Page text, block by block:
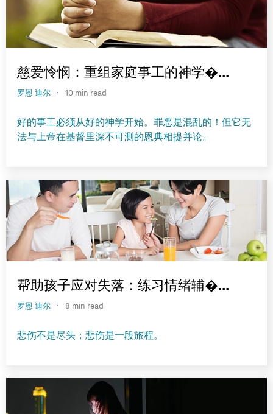
慈爱怜悯：重组家庭事工的神学�...
罗恩 迪尔 · 10 min read
好的事工必须从好的神学开始。罪恶是混乱的！但它无
法与上帝在基督里深不可测的恩典相提并论。
帮助孩子应对失落：练习情绪辅�...
罗恩 迪尔 · 8 min read
悲伤不是尽头；悲伤是一段旅程。